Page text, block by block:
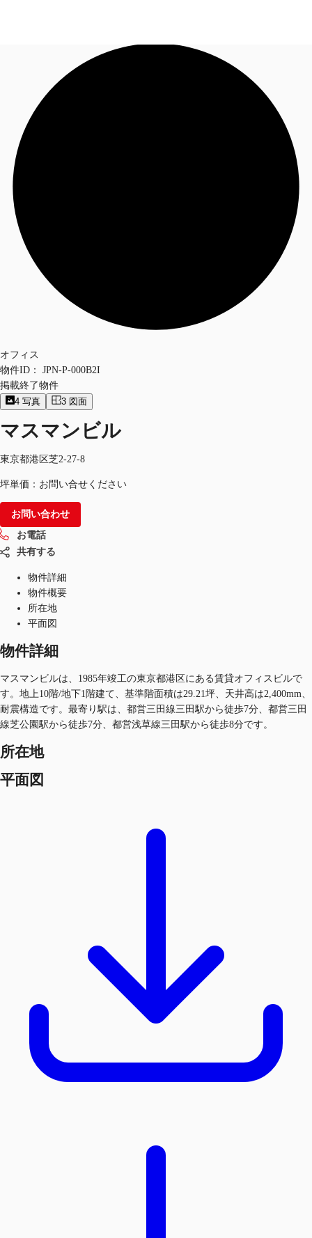
オフィス・事務所
倉庫・物流センター
お電話
オフィス
物件ID：
JPN-P-000B2I
掲載終了物件
4 写真 3 図面
マスマンビル
東京都港区芝2-27-8
坪単価：お問い合せください
お問い合わせ
お電話
共有する
物件詳細
物件概要
所在地
平面図
物件詳細
マスマンビルは、1985年竣工の東京都港区にある賃貸オフィスビルで
す。地上10階/地下1階建て、基準階面積は29.21坪、天井高は2,400mm、
耐震構造です。最寄り駅は、都営三田線三田駅から徒歩7分、都営三田
線芝公園駅から徒歩7分、都営浅草線三田駅から徒歩8分です。
所在地
平面図